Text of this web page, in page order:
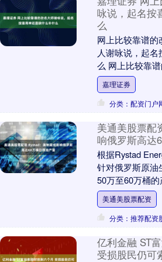
咏说，起名按
么
网上比较靠谱的
人谢咏说，起
么 网上比较靠
一人谢咏,起名大
起名字是....
嘉理证券
分类：配资门户
美通美股票配
响俄罗斯高达
根据Rystad
针对俄罗斯原油
50万至60万桶
裁名单的俄罗斯
美通美股票配资
分类：推荐配资
亿利金融 ST
受损股民仍可